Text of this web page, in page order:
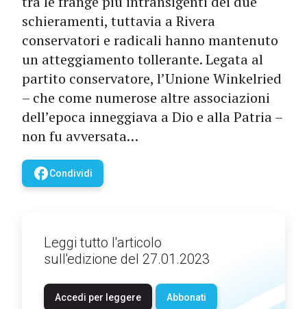
schieramenti, tuttavia a Rivera
conservatori e radicali hanno mantenuto
un atteggiamento tollerante. Legata al
partito conservatore, l’Unione Winkelried
– che come numerose altre associazioni
dell’epoca inneggiava a Dio e alla Patria –
non fu avversata…
facebookCondividi
Leggi tutto l'articolo
sull'edizione del 27.01.2023
Accedi per leggere Abbonati